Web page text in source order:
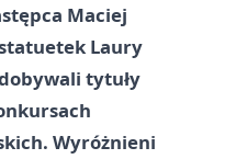
Maciej
Laury
tytuły
Wyróżnieni